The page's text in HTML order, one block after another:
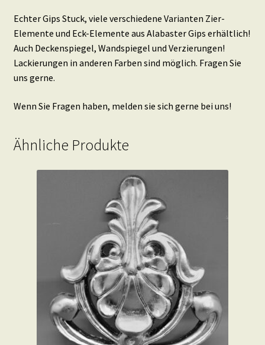
Echter Gips Stuck, viele verschiedene Varianten Zier-
Elemente und Eck-Elemente aus Alabaster Gips erhältlich!
Auch Deckenspiegel, Wandspiegel und Verzierungen!
Lackierungen in anderen Farben sind möglich. Fragen Sie
uns gerne.
Wenn Sie Fragen haben, melden sie sich gerne bei uns!
Ähnliche Produkte